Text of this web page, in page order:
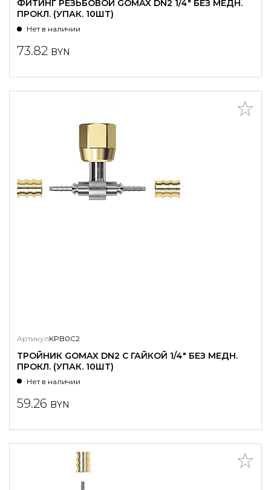
ФИТИНГ РЕЗЬБОВОЙ GOMAX DN2 1/4" БЕЗ МЕДН.
ПРОКЛ. (УПАК. 10ШТ)
Нет в наличии
73.82 BYN
АртикулKPB0C2
ТРОЙНИК GOMAX DN2 С ГАЙКОЙ 1/4" БЕЗ МЕДН.
ПРОКЛ. (УПАК. 10ШТ)
Нет в наличии
59.26 BYN